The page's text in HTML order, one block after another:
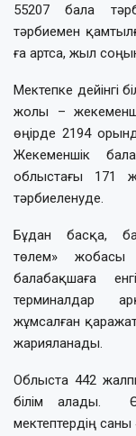
55207 бала
тәрбиемен
ға артса, жыл
Мектепке дейінгі
жолы –
өңірде 2194
Жекеменшік
облыстағы 171
тәрбиеленуде.
Бұдан басқа,
төлем» жобасы
балабақшаға
терминалдар
жұмсалған
жарияланады.
Облыста 442
білім алады.
мектептердің